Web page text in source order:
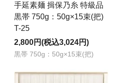
手延素麺 揖保乃糸 特級品
黒帯 750g：50g×15束(把)
T-25
2,800円(税込3,024円)
黒帯 750g：50g×15束(把)